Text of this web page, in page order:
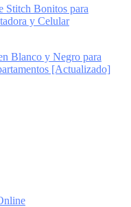
Stitch Bonitos para
y Celular
Blanco y Negro para
[Actualizado]